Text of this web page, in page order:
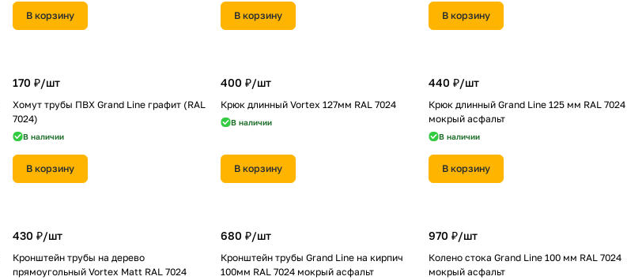
В корзину В корзину В корзину
170 ₽/шт
Хомут трубы ПВХ Grand Line графит (RAL
7024)
В наличии
В корзину
400 ₽/шт
Крюк длинный Vortex 127мм RAL 7024
В наличии
В корзину
440 ₽/шт
Крюк длинный Grand Line 125 мм RAL 7024
мокрый асфальт
В наличии
В корзину
430 ₽/шт
Кронштейн трубы на дерево
прямоугольный Vortex Matt RAL 7024
680 ₽/шт
Кронштейн трубы Grand Line на кирпич
100мм RAL 7024 мокрый асфальт
970 ₽/шт
Колено стока Grand Line 100 мм RAL 7024
мокрый асфальт